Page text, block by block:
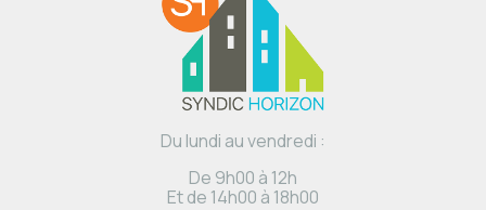
Du lundi au vendredi :
De 9h00 à 12h
Et de 14h00 à 18h00